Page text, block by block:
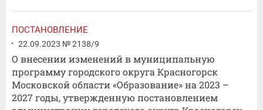
ПОСТАНОВЛЕНИЕ
22.09.2023 № 2138/9
О внесении изменений в муниципальную
программу городского округа Красногорск
Московской области «Образование» на 2023 –
2027 годы, утвержденную постановлением